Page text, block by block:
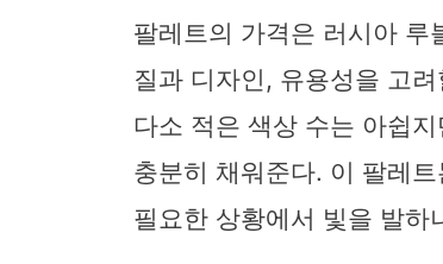
팔레트의 가격은 러시아
질과 디자인, 유용성을 고
다소 적은 색상 수는 아쉽
충분히 채워준다. 이 팔레
필요한 상황에서 빛을 발하